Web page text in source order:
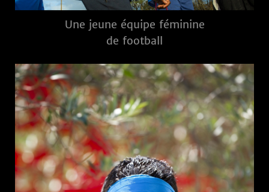
Une jeune équipe féminine
de football